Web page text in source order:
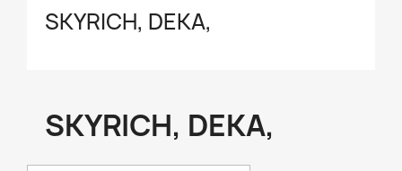
SKYRICH, DEKA,
SKYRICH, DEKA,